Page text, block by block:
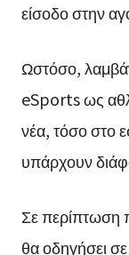
είσοδο στην
Ωστόσο,
eSports ως
νέα, τόσο στο
υπάρχουν
Σε περίπτωση
θα οδηγήσει